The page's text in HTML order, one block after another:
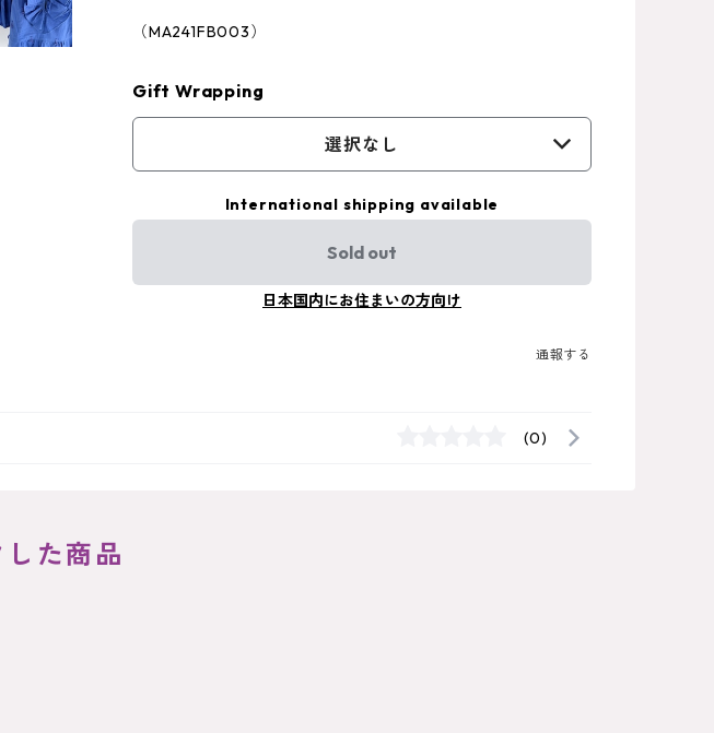
（MA241FB003）
Gift Wrapping
選択なし
International shipping available
Sold out
日本国内にお住まいの方向け
通報する
(0)
た商品